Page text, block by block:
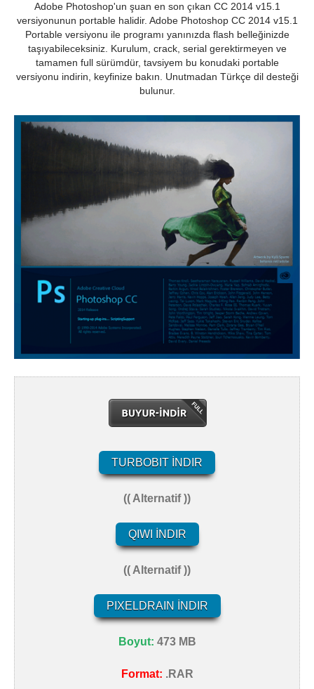
Adobe Photoshop'un şuan en son çıkan CC 2014 v15.1
versiyonunun portable halidir. Adobe Photoshop CC 2014 v15.1
Portable versiyonu ile programı yanınızda flash belleğinizde
taşıyabileceksiniz. Kurulum, crack, serial gerektirmeyen ve
tamamen full sürümdür, tavsiyem bu konudaki portable
versiyonu indirin, keyfinize bakın. Unutmadan Türkçe dil desteği
bulunur.
TURBOBIT İNDIR
(( Alternatif ))
QIWI İNDIR
(( Alternatif ))
PIXELDRAIN İNDIR
Boyut: 473 MB
Format: .RAR